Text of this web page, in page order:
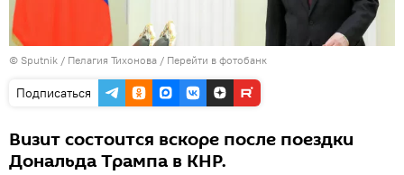
© Sputnik / Пелагия Тихонова / Перейти в фотобанк
Подписаться
Визит состоится вскоре после поездки
Дональда Трампа в КНР.